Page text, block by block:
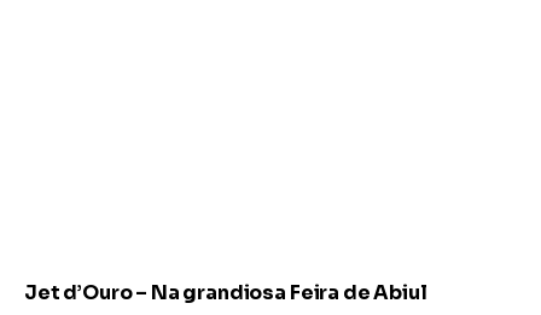
Jet d’Ouro – Na grandiosa Feira de Abiul